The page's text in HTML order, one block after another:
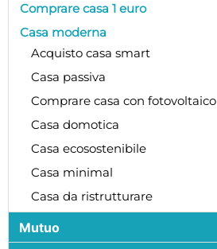
Comprare casa 1 euro
Casa moderna
Acquisto casa smart
Casa passiva
Comprare casa con fotovoltaico
Casa domotica
Casa ecosostenibile
Casa minimal
Casa da ristrutturare
Mutuo